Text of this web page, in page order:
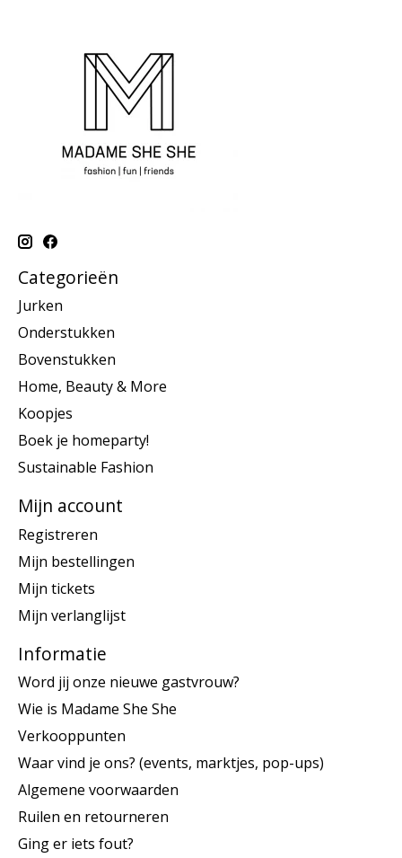
Categorieën
Jurken
Onderstukken
Bovenstukken
Home, Beauty & More
Koopjes
Boek je homeparty!
Sustainable Fashion
Mijn account
Registreren
Mijn bestellingen
Mijn tickets
Mijn verlanglijst
Informatie
Word jij onze nieuwe gastvrouw?
Wie is Madame She She
Verkooppunten
Waar vind je ons? (events, marktjes, pop-ups)
Algemene voorwaarden
Ruilen en retourneren
Ging er iets fout?